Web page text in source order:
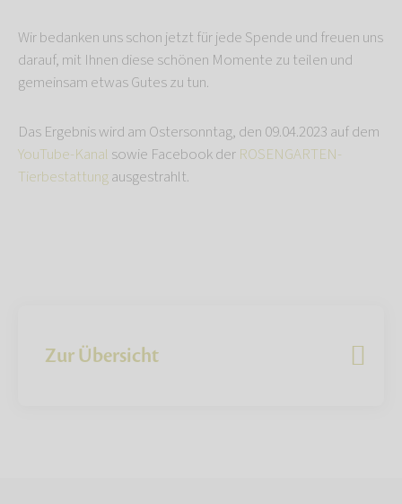
Wir bedanken uns schon jetzt für jede Spende und freuen uns
darauf, mit Ihnen diese schönen Momente zu teilen und
gemeinsam etwas Gutes zu tun.
Das Ergebnis wird am Ostersonntag, den 09.04.2023 auf dem
YouTube-Kanal sowie Facebook der ROSENGARTEN-
Tierbestattungausgestrahlt.
Zur Übersicht